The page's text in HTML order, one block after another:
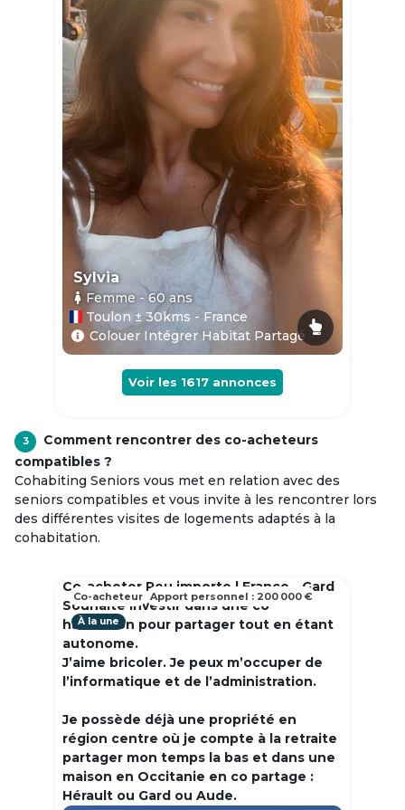
Sylvia
Femme - 60ans
Toulon ± 30kms - France
Colouer Intégrer Habitat Partagé
Voir les 1617 annonces
3
Comment rencontrer des co-acheteurs
compatibles ?
Cohabiting Seniors vous met en relation avec des
seniors compatibles et vous invite à les rencontrer lors
des différentes visites de logements adaptés à la
cohabitation.
Co-acheter Peu importe | France - Gard
Souhaite investir dans une co
habitation pour partager tout en étant
autonome.
J’aime bricoler. Je peux m’occuper de
l’informatique et de l’administration.
Je possède déjà une propriété en
région centre où je compte à la retraite
partager mon temps la bas et dans une
maison en Occitanie en co partage :
Hérault ou Gard ou Aude.
À la une
Co-acheteur Apport personnel : 200 000 €